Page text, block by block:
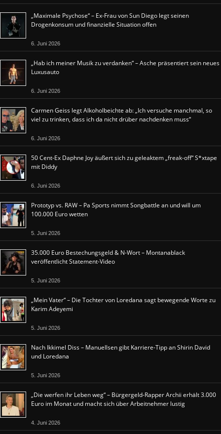
„Maximale Psychose“ – Ex-Frau von Sun Diego legt seinen
Drogenkonsum und finanzielle Situation offen
6. Juni 2026
„Hab ich meiner Musik zu verdanken“ – Asche präsentiert sein neues
Luxusauto
6. Juni 2026
Carmen Geiss legt Alkoholbeichte ab: „Ich versuche manchmal, so
viel zu trinken, dass ich da nicht drüber nachdenken muss“
6. Juni 2026
50 Cent-Ex Daphne Joy äußert sich zu geleaktem „freak-off“ S*xtape
mit Diddy
6. Juni 2026
Prototyp vs. RAW – Pa Sports nimmt Songbattle an und will um
100.000 Euro wetten
5. Juni 2026
35.000 Euro Bestechungsgeld & N-Wort – Montanablack
veröffentlicht Statement-Video
5. Juni 2026
„Mein Vater“ – Die Tochter von Loredana sagt bewegende Worte zu
Karim Adeyemi
5. Juni 2026
Nach Ikkimel Diss – Manuellsen gibt Karriere-Tipp an Shirin David
und Loredana
5. Juni 2026
„Die werfen ihr Leben weg“ – Bürgergeld-Rapper Archii erhält 3.000
Euro im Monat und macht sich über Arbeitnehmer lustig
4. Juni 2026